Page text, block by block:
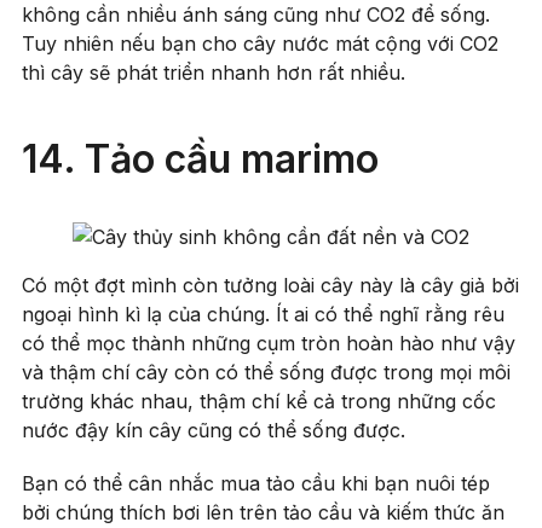
không cần nhiều ánh sáng cũng như CO2 để sống.
Tuy nhiên nếu bạn cho cây nước mát cộng với CO2
thì cây sẽ phát triển nhanh hơn rất nhiều.
14. Tảo cầu marimo
Có một đợt mình còn tưởng loài cây này là cây giả bởi
ngoại hình kì lạ của chúng. Ít ai có thể nghĩ rằng rêu
có thể mọc thành những cụm tròn hoàn hào như vậy
và thậm chí cây còn có thể sống được trong mọi môi
trường khác nhau, thậm chí kể cả trong những cốc
nước đậy kín cây cũng có thể sống được.
Bạn có thể cân nhắc mua tảo cầu khi bạn nuôi tép
bởi chúng thích bơi lên trên tảo cầu và kiếm thức ăn